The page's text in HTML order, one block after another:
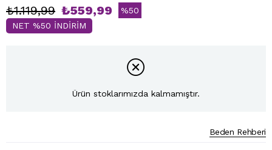
₺1.119,99 ₺559,99 %50
NET %50 İNDİRİM
Ürün stoklarımızda kalmamıştır.
Beden Rehberi